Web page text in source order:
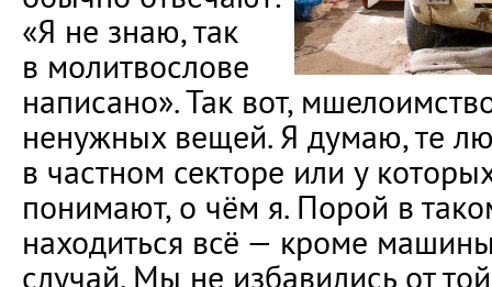
«Я не знаю, так
в молитвослове
написано». Так вот,
ненужных вещей. Я думаю, те
в частном секторе или у
понимают, о чём я. Порой в
находиться всё — кроме
случай. Мы не избавились от